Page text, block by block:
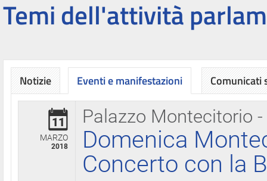
Temi dell'attività
Notizie Eventi e manifestazioni
Palazzo Montecitorio
11
MARZO
2018
Domenica
Concerto con la
Comunicati